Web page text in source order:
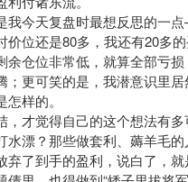
我今天复盘时最想反思的一
价位还是80多，我还有20多
余仓位非常低，就算全部亏
；更可笑的是，我潜意识里
样的。
，才觉得自己的这个想法有
水漂？那些做套利、薅羊毛
弃了到手的盈利，说白了，